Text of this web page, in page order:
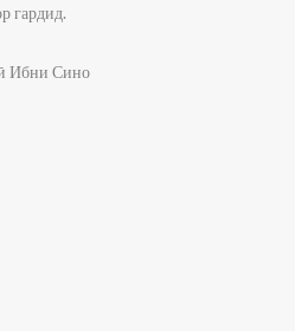
гардид.
Ибни Сино